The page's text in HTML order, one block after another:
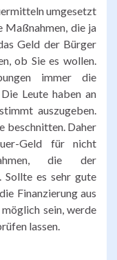
umgesetzt
Maßnahmen, die ja
Geld der Bürger
ob Sie es wollen.
immer die
Leute haben an
auszugeben.
beschnitten. Daher
Geld für nicht
die der
Sollte es sehr gute
Finanzierung aus
sein, werde
lassen.